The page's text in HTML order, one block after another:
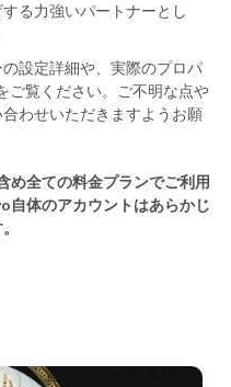
る力強いパートナーとし
設定詳細や、実際のプロパ
ご覧ください。ご不明な点や
わせいただきますようお願
め全ての料金プランでご利用
自体のアカウントはあらかじ